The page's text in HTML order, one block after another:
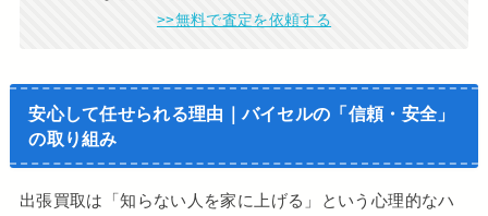
>>無料で査定を依頼する
安心して任せられる理由｜バイセルの「信頼・安全」
の取り組み
出張買取は「知らない人を家に上げる」という心理的なハ